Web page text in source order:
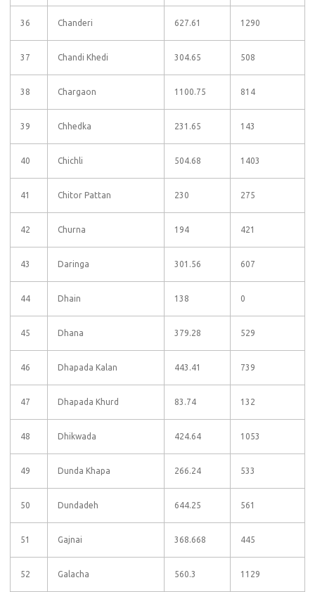
36 Chanderi 627.61 1290
37 Chandi Khedi 304.65 508
38 Chargaon 1100.75 814
39 Chhedka 231.65 143
40 Chichli 504.68 1403
41 Chitor Pattan 230 275
42 Churna 194 421
43 Daringa 301.56 607
44 Dhain 138 0
45 Dhana 379.28 529
46 Dhapada Kalan 443.41 739
47 Dhapada Khurd 83.74 132
48 Dhikwada 424.64 1053
49 Dunda Khapa 266.24 533
50 Dundadeh 644.25 561
51 Gajnai 368.668 445
52 Galacha 560.3 1129